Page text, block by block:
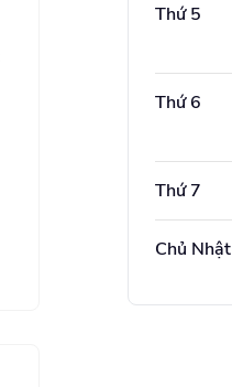
Thứ 5
Thứ 6
Thứ 7
Chủ Nhật